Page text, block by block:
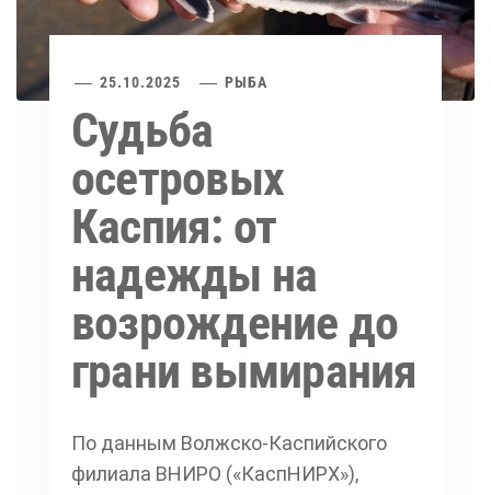
25.10.2025 РЫБА
Судьба
осетровых
Каспия: от
надежды на
возрождение до
грани вымирания
По данным Волжско-Каспийского
филиала ВНИРО («КаспНИРХ»),